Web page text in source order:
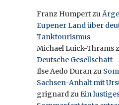
Franz Humpertzu
Eupener Land über
Tanktourismus
Michael Luick-Thrams
Deutsche Gesellschaft
Ilse Aedo Duranzu
Sachsen-Anhalt mit
grignardzuEin